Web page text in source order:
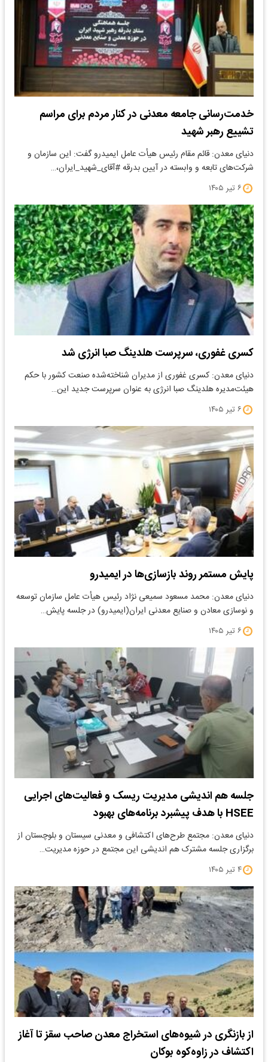
خدمت‌رسانی جامعه معدنی در کنار مردم برای مراسم
تشییع رهبر شهید
دنیای معدن: قائم مقام رئیس هیأت عامل ایمیدرو گفت: این سازمان و
شرکت‌های تابعه و وابسته در آیین بدرقه #آقای_شهید_ایران،…
۶ تیر ۱۴۰۵
کسری غفوری، سرپرست هلدینگ صبا انرژی شد
دنیای معدن: کسری غفوری از مدیران شناخته‌شده صنعت کشور با حکم
هیئت‌مدیره هلدینگ صبا انرژی به عنوان سرپرست جدید این…
۶ تیر ۱۴۰۵
پایش مستمر روند بازسازی‌ها در ایمیدرو
دنیای معدن: محمد مسعود سمیعی نژاد رئیس هیأت عامل سازمان توسعه
و نوسازی معادن و صنایع معدنی ایران(ایمیدرو) در جلسه پایش…
۶ تیر ۱۴۰۵
جلسه هم اندیشی مدیریت ریسک و فعالیت‌های اجرایی
HSEE با هدف پیشبرد برنامه‌های بهبود
دنیای معدن: مجتمع طرح‌های اکتشافی و معدنی سیستان و بلوچستان از
برگزاری جلسه مشترک هم اندیشی این مجتمع در حوزه مدیریت…
۴ تیر ۱۴۰۵
از بازنگری در شیوه‌های استخراج معدن صاحب سقز تا آغاز
اکتشاف در زاوه‌کوه بوکان